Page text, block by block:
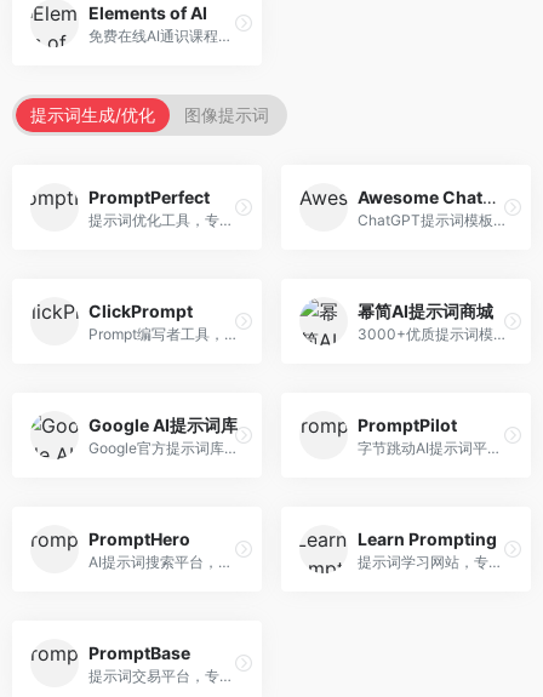
Elements of AI
免费在线AI通识课程，专注于AI基础知识普及。面向普通大众，提供AI概念、原理、应用等入门知识，语言通俗易懂。
提示词生成/优化 图像提示词
PromptPerfect
提示词优化工具，专注于提示词质量提升。面向AI用户，提供提示词优化、效果测试、版本对比等服务，提示词优化专业。
Awesome ChatGPT Prompts
ChatGPT提示词模板库，专注于实用提示词收集。面向ChatGPT用户，提供提示词模板、使用场景、效果展示等资源，模板实用性强。
ClickPrompt
Prompt编写者工具，专注于提示词创作辅助。面向提示词创作者，提供提示词编辑、测试、分享等服务，创作工具完善。
幂简AI提示词商城
3000+优质提示词模板平台，专注于中文提示词。面向中文AI用户，提供提示词模板、分类检索、一键使用等服务，中文提示词丰富。
Google AI提示词库
Google官方提示词库，专注于Gemini模型优化。面向开发者，提供官方提示词指南、最佳实践、示例代码等资源，权威性强。
PromptPilot
字节跳动AI提示词平台，专注于提示词优化与管理。面向AI用户，提供提示词优化、效果测试、团队协作等服务，企业级功能完善。
PromptHero
AI提示词搜索平台，整合多种AI工具提示词资源。面向AI创作者，提供提示词搜索、模板库、社区分享等服务，提示词资源丰富。
Learn Prompting
提示词学习网站，专注于提示词工程教育。面向AI学习者，提供提示词教程、最佳实践、案例研究等资源，教学内容系统。
PromptBase
提示词交易平台，专注于高质量提示词买卖。面向AI创作者，提供提示词交易、模板购买、创作者收益等服务，提示词质量高。